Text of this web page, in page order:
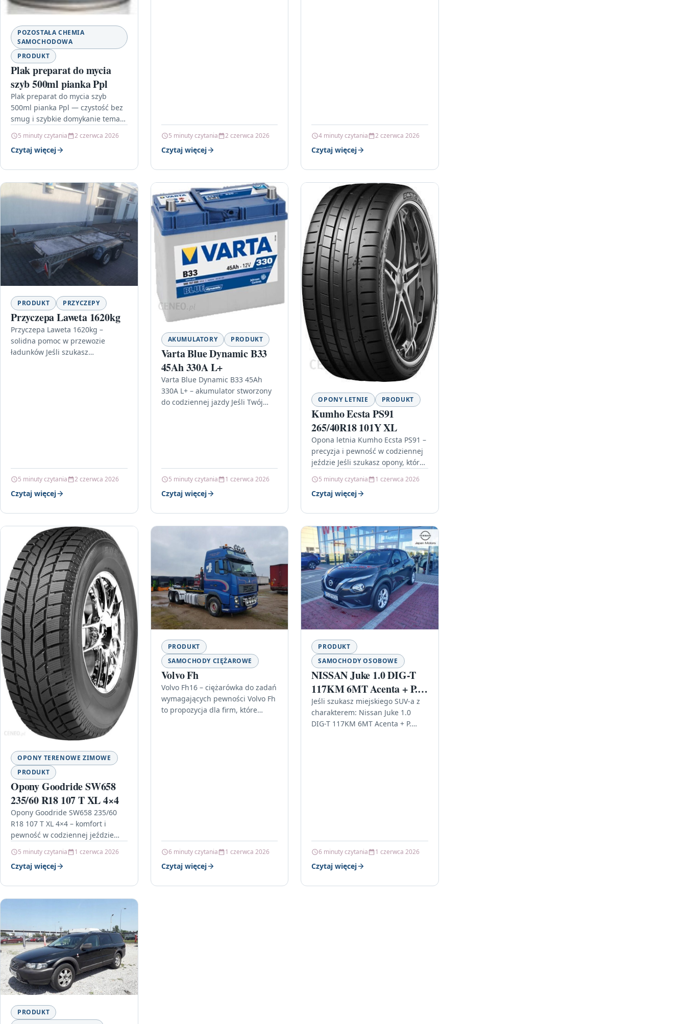
POZOSTAŁA CHEMIA
SAMOCHODOWA
PRODUKT
Plak preparat do mycia
szyb 500ml pianka Ppl
Plak preparat do mycia szyb
500ml pianka Ppl — czystość bez
smug i szybkie domykanie tematu
szybie w aucie…
5 minuty czytania 2 czerwca 2026
Czytaj więcej
5 minuty czytania 2 czerwca 2026
Czytaj więcej
4 minuty czytania 2 czerwca 2026
Czytaj więcej
PRODUKT PRZYCZEPY
Przyczepa Laweta 1620kg
Przyczepa Laweta 1620kg –
solidna pomoc w przewozie
ładunków Jeśli szukasz
5 minuty czytania 2 czerwca 2026
Czytaj więcej
AKUMULATORY PRODUKT
Varta Blue Dynamic B33
45Ah 330A L+
Varta Blue Dynamic B33 45Ah
330A L+ – akumulator stworzony
do codziennej jazdy Jeśli Twój
5 minuty czytania 1 czerwca 2026
Czytaj więcej
OPONY LETNIE PRODUKT
Kumho Ecsta PS91
265/40R18 101Y XL
Opona letnia Kumho Ecsta PS91 –
precyzja i pewność w codziennej
jeździe Jeśli szukasz opony, która
komfortem, model Kumho Ecsta…
5 minuty czytania 1 czerwca 2026
Czytaj więcej
OPONY TERENOWE ZIMOWE
PRODUKT
Opony Goodride SW658
235/60 R18 107 T XL 4×4
Opony Goodride SW658 235/60
R18 107 T XL 4×4 – komfort i
pewność w codziennej jeździe
sensowną cenę z…
5 minuty czytania 1 czerwca 2026
Czytaj więcej
PRODUKT
SAMOCHODY CIĘŻAROWE
Volvo Fh
Volvo Fh16 – ciężarówka do zadań
wymagających pewności Volvo Fh
to propozycja dla firm, które
6 minuty czytania 1 czerwca 2026
Czytaj więcej
PRODUKT
SAMOCHODY OSOBOWE
NISSAN Juke 1.0 DIG-T
117KM 6MT Acenta + P.
Komfor
Jeśli szukasz miejskiego SUV-a z
charakterem: Nissan Juke 1.0
DIG-T 117KM 6MT Acenta + P.
6 minuty czytania 1 czerwca 2026
Czytaj więcej
PRODUKT